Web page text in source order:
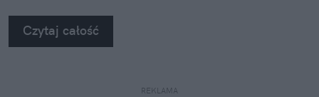
Czytaj całość
REKLAMA